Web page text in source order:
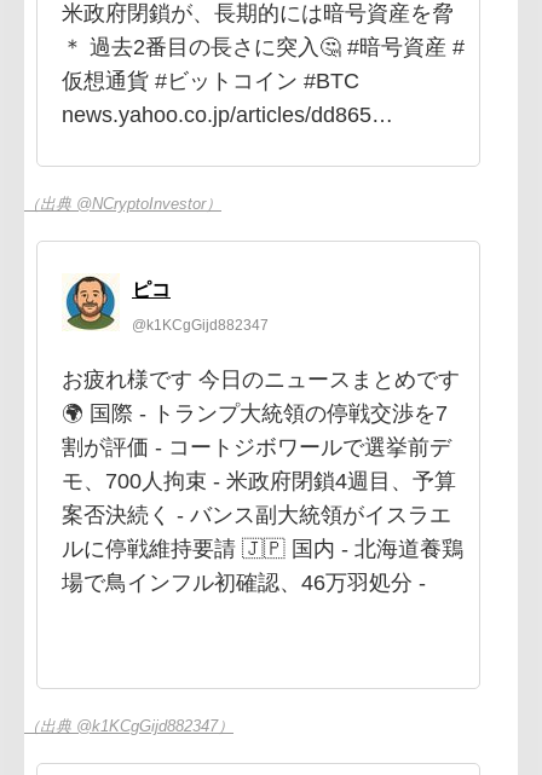
米政府閉鎖が、長期的には暗号資産を脅
＊ 過去2番目の長さに突入🤔 #暗号資産 #
仮想通貨 #ビットコイン #BTC
news.yahoo.co.jp/articles/dd865…
（出典 @NCryptoInvestor）
ピコ
@k1KCgGijd882347
お疲れ様です 今日のニュースまとめです
🌍 国際 - トランプ大統領の停戦交渉を7
割が評価 - コートジボワールで選挙前デ
モ、700人拘束 - 米政府閉鎖4週目、予算
案否決続く - バンス副大統領がイスラエ
ルに停戦維持要請 🇯🇵 国内 - 北海道養鶏
場で鳥インフル初確認、46万羽処分 -
（出典 @k1KCgGijd882347）